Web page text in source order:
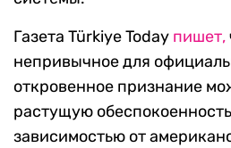
Газета Türkiye Today пишет,
непривычное для
откровенное признание
растущую
зависимостью от